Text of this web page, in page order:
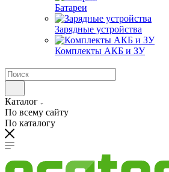
Батареи
Зарядные устройства
Комплекты АКБ и ЗУ
Каталог
По всему сайту
По каталогу